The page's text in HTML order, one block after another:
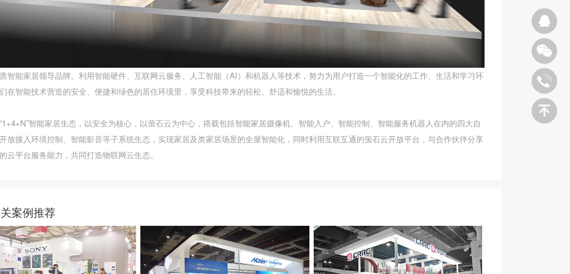
智能家居领导品牌。利用智能硬件、互联网云服务、人工智能（AI）和机器人等技术，努力为用户打造一个智能化的工作、生活和学习环
在智能技术营造的安全、便捷和绿色的居住环境里，享受科技带来的轻松、舒适和愉悦的生活。
智能家居生态，以安全为核心，以萤石云为中心，搭载包括智能家居摄像机、智能入户、智能控制、智能服务机器人在内的四大自
放接入环境控制、智能影音等子系统生态，实现家居及类家居场景的全屋智能化，同时利用互联互通的萤石云开放平台，与合作伙伴分享
云平台服务能力，共同打造物联网云生态。
关案例推荐